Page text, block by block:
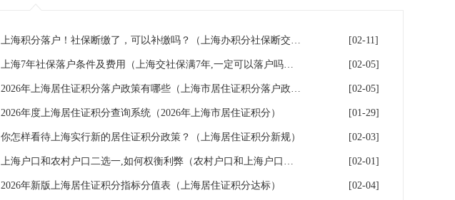
上海积分落户！社保断缴了，可以补缴吗？（上海办积分社保断交需要重新计算吗） [02-11]
上海7年社保落户条件及费用（上海交社保满7年,一定可以落户吗？） [02-05]
2026年上海居住证积分落户政策有哪些（上海市居住证积分落户政策2026年） [02-05]
2026年度上海居住证积分查询系统（2026年上海市居住证积分） [01-29]
你怎样看待上海实行新的居住证积分政策？（上海居住证积分新规） [02-03]
上海户口和农村户口二选一,如何权衡利弊（农村户口和上海户口哪个值钱） [02-01]
2026年新版上海居住证积分指标分值表（上海居住证积分达标） [02-04]